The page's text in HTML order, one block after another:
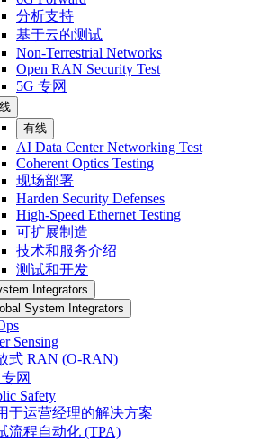
分析支持
基于云的测试
Non-Terrestrial Networks
Open RAN Security Test
5G 专网
有线
AI Data Center Networking Test
Coherent Optics Testing
现场部署
Harden Security Defenses
High-Speed Ethernet Testing
可扩展制造
技术和服务介绍
测试和开发
Integrators
System Integrators
Sensing
式 RAN (O-RAN)
网
Safety
于运营经理的解决方案
流程自动化 (TPA)